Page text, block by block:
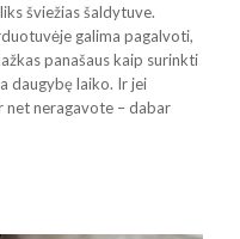
šviežias šaldytuve.
galima pagalvoti,
panašaus kaip surinkti
daugybę laiko. Ir jei
net neragavote – dabar